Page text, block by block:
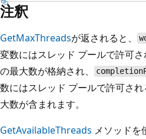
注釈
GetMaxThreadsが返されると、
変数にはスレッド プールで許可
の最大数が格納され、
数にはスレッド プールで許可さ
大数が含まれます。
GetAvailableThreads メソッドを